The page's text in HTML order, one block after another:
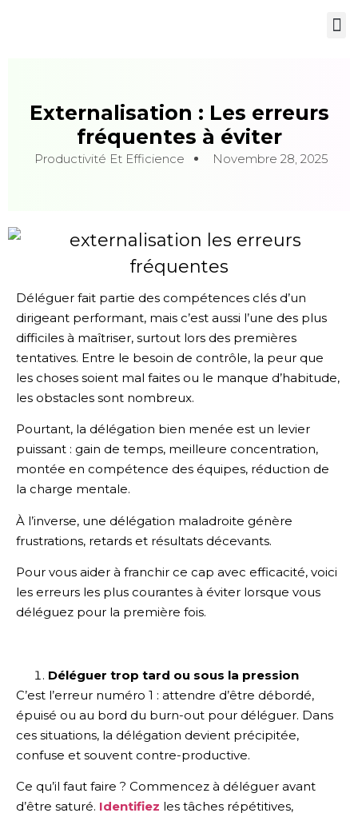
Externalisation : Les erreurs
fréquentes à éviter
Productivité Et Efficience Novembre 28, 2025
Déléguer fait partie des compétences clés d’un
dirigeant performant, mais c’est aussi l’une des plus
difficiles à maîtriser, surtout lors des premières
tentatives. Entre le besoin de contrôle, la peur que
les choses soient mal faites ou le manque d’habitude,
les obstacles sont nombreux.
Pourtant, la délégation bien menée est un levier
puissant : gain de temps, meilleure concentration,
montée en compétence des équipes, réduction de
la charge mentale.
À l’inverse, une délégation maladroite génère
frustrations, retards et résultats décevants.
Pour vous aider à franchir ce cap avec efficacité, voici
les erreurs les plus courantes à éviter lorsque vous
déléguez pour la première fois.
Déléguer trop tard ou sous la pression
C’est l’erreur numéro 1 : attendre d’être débordé,
épuisé ou au bord du burn-out pour déléguer. Dans
ces situations, la délégation devient précipitée,
confuse et souvent contre-productive.
Ce qu’il faut faire ? Commencez à déléguer avant
d’être saturé. Identifiez les tâches répétitives,